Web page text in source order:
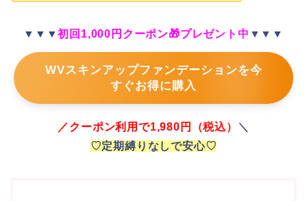
▼▼▼初回1,000円クーポン🎁プレゼント中 ▼▼▼
WVスキンアップファンデーションを今
すぐお得に購入
／クーポン利用で1,980円（税込）
＼
♡定期縛りなしで安心♡